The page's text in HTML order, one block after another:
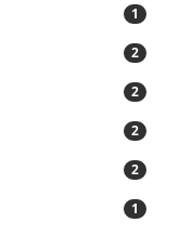
1
2
2
2
2
1